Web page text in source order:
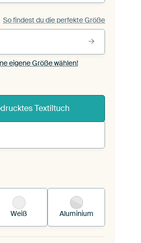
So findest du die perfekte Größe
eigene Größe wählen!
Textiltuch
Textiltuch in deinen
Weiß Aluminium